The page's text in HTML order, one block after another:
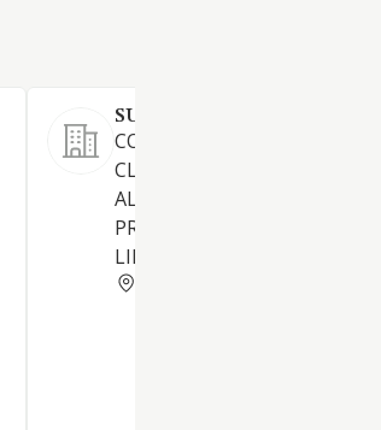
SUPAMCA SL
COMERCIALIZACION DE
CLASE DE PRODUCTOS DE
ALIMENTACION, BEBIDAS Y
PRODUCTOS DE
LIMPIEZA